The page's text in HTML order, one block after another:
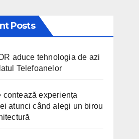
Posts
aduce tehnologia de azi
Telefoanelor
contează experiența
atunci când alegi un birou